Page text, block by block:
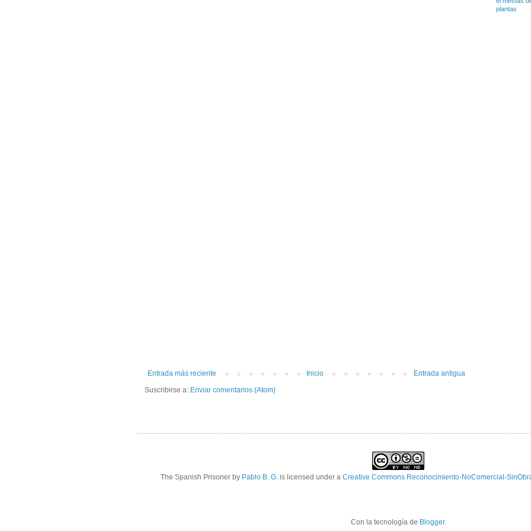
Entrada más reciente Entrada antigua
Inicio
Suscribirse a: Enviar comentarios (Atom)
plantas
The Spanish Prisoner by Pablo B. G. is licensed under a Creative Commons Reconocimiento-NoComercial-
Con la tecnología de Blogger.